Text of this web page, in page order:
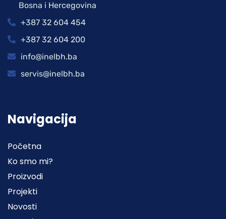
Bosna i Hercegovina
+387 32 604 454
+387 32 604 200
info@inelbh.ba
servis@inelbh.ba
Navigacija
Početna
Ko smo mi?
Proizvodi
Projekti
Novosti